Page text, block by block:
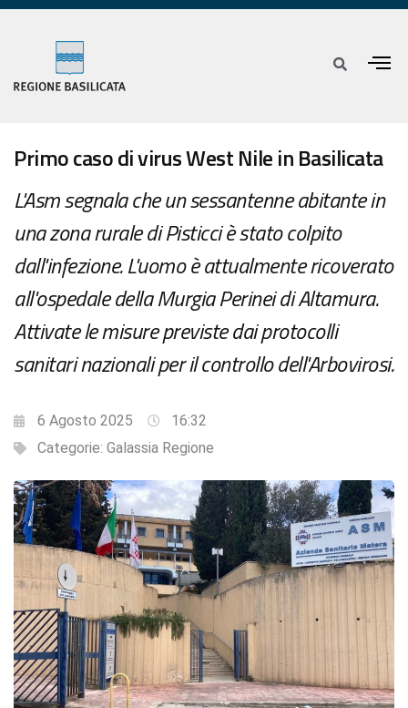
Primo caso di virus West Nile in Basilicata
L'Asm segnala che un sessantenne abitante in
una zona rurale di Pisticci è stato colpito
dall'infezione. L'uomo è attualmente ricoverato
all'ospedale della Murgia Perinei di Altamura.
Attivate le misure previste dai protocolli
sanitari nazionali per il controllo dell'Arbovirosi.
6 Agosto 2025
16:32
Categorie: Galassia Regione